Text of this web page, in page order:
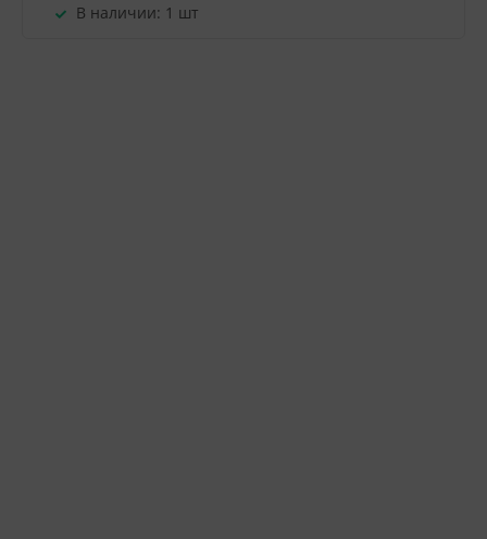
В наличии: 1 шт